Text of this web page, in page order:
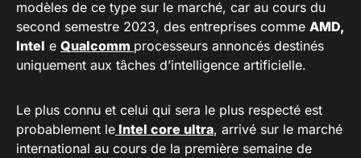
modèles de ce type sur le marché, car au cours du
second semestre 2023, des entreprises comme AMD,
Intel e Qualcomm processeurs annoncés destinés
uniquement aux tâches d’intelligence artificielle.
Le plus connu et celui qui sera le plus respecté est
probablement le Intel core ultra, arrivé sur le marché
international au cours de la première semaine de